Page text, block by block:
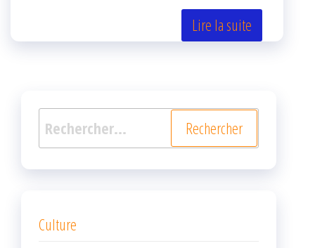
k r
Lire la suite
Rechercher :
Culture